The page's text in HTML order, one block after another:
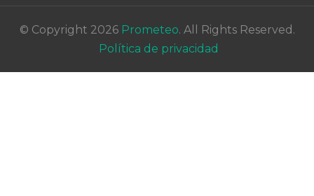
© Copyright 2026 Prometeo. All Rights Reserved.
Política de privacidad